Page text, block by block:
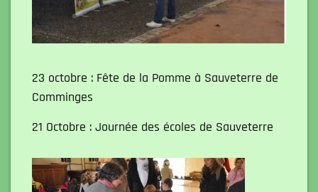
23 octobre : Fête de la Pomme à Sauveterre de
Comminges
21 Octobre : Journée des écoles de Sauveterre